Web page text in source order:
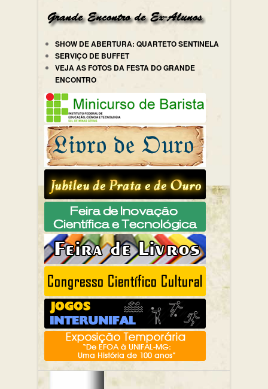
SHOW DE ABERTURA: QUARTETO SENTINELA
SERVIÇO DE BUFFET
VEJA AS FOTOS DA FESTA DO GRANDE
ENCONTRO